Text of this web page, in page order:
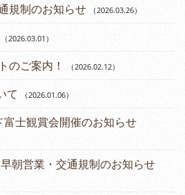
規制のお知らせ （2026.03.26）
（2026.03.01 ）
のご案内！ （2026.02.12）
て （2026.01.06）
士観賞会開催のお知らせ
朝営業・交通規制のお知らせ